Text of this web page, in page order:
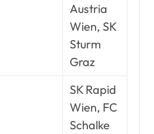
Austria
Wien, SK
Sturm
Graz
SK Rapid
Wien, FC
Schalke